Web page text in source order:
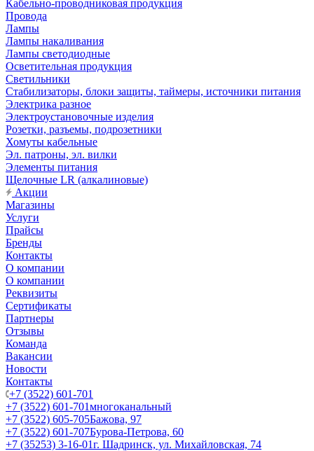
Кабельно-проводниковая продукция
Провода
Лампы
Лампы накаливания
Лампы светодиодные
Осветительная продукция
Светильники
Стабилизаторы, блоки защиты, таймеры, источники питания
Электрика разное
Электроустановочные изделия
Розетки, разъемы, подрозетники
Хомуты кабельные
Эл. патроны, эл. вилки
Элементы питания
Щелочные LR (алкалиновые)
Акции
Магазины
Услуги
Прайсы
Бренды
Контакты
О компании
О компании
Реквизиты
Сертификаты
Партнеры
Отзывы
Команда
Вакансии
Новости
Контакты
+7 (3522) 601-701
+7 (3522) 601-701многоканальный
+7 (3522) 605-705Бажова, 97
+7 (3522) 601-707Бурова-Петрова, 60
+7 (35253) 3-16-01г. Шадринск, ул. Михайловская, 74